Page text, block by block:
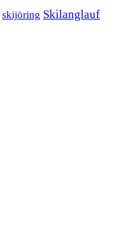
skijöring Skilanglauf